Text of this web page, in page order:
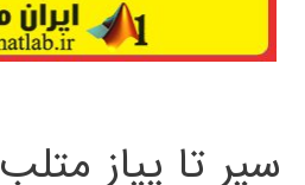
سیر تا پیاز متلب MATLAB